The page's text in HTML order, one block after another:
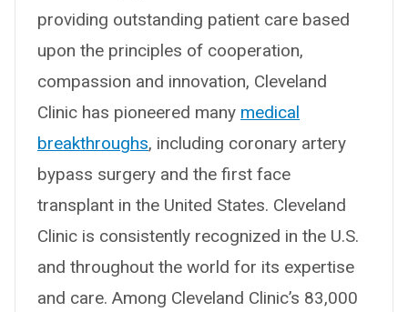
providing outstanding patient care based
upon the principles of cooperation,
compassion and innovation, Cleveland
Clinic has pioneered many medical
breakthroughs, including coronary artery
bypass surgery and the first face
transplant in the United States. Cleveland
Clinic is consistently recognized in the U.S.
and throughout the world for its expertise
and care. Among Cleveland Clinic’s 83,000